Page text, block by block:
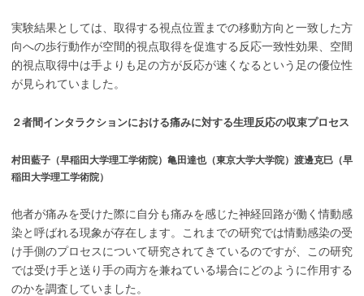
実験結果としては、取得する視点位置までの移動方向と一致した方
向への歩行動作が空間的視点取得を促進する反応一致性効果、空間
的視点取得中は手よりも足の方が反応が速くなるという足の優位性
が見られていました。
２者間インタラクションにおける痛みに対する生理反応の収束プロセス
村田藍子（早稲田大学理工学術院）亀田達也（東京大学大学院）渡邊克巳（早
稲田大学理工学術院）
他者が痛みを受けた際に自分も痛みを感じた神経回路が働く情動感
染と呼ばれる現象が存在します。これまでの研究では情動感染の受
け手側のプロセスについて研究されてきているのですが、この研究
では受け手と送り手の両方を兼ねている場合にどのように作用する
のかを調査していました。